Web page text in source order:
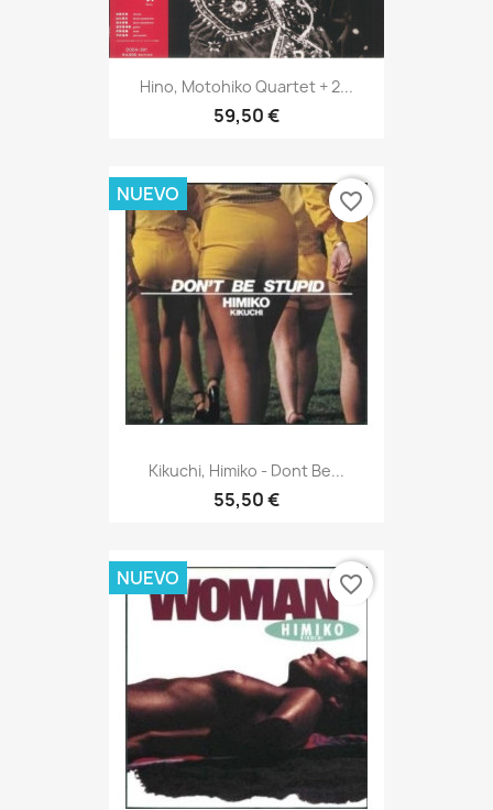
Hino, Motohiko Quartet + 2...
59,50 €
Kikuchi, Himiko - Dont Be...
55,50 €
NUEVO favorite_border
NUEVO favorite_border